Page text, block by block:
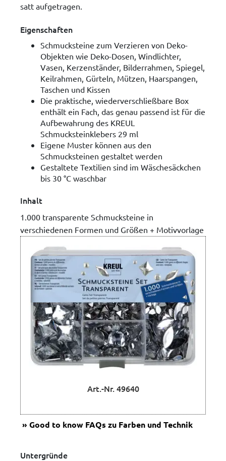
satt aufgetragen.
Eigenschaften
Schmucksteine zum Verzieren von Deko-
Objekten wie Deko-Dosen, Windlichter,
Vasen, Kerzenständer, Bilderrahmen, Spiegel,
Keilrahmen, Gürteln, Mützen, Haarspangen,
Taschen und Kissen
Die praktische, wiederverschließbare Box
enthält ein Fach, das genau passend ist für die
Aufbewahrung des KREUL
Schmucksteinklebers 29 ml
Eigene Muster können aus den
Schmucksteinen gestaltet werden
Gestaltete Textilien sind im Wäschesäckchen
bis 30 °C waschbar
Inhalt
1.000 transparente Schmucksteine in
verschiedenen Formen und Größen + Motivvorlage
Art.-Nr. 49640
Good to know FAQs zu Farben und Technik
Untergründe